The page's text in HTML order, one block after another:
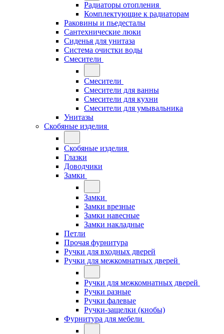
Радиаторы отопления
Комплектующие к радиаторам
Раковины и пьедесталы
Сантехнические люки
Сиденья для унитаза
Система очистки воды
Смесители
Смесители
Смесители для ванны
Смесители для кухни
Смесители для умывальника
Унитазы
Скобяные изделия
Скобяные изделия
Глазки
Доводчики
Замки
Замки
Замки врезные
Замки навесные
Замки накладные
Петли
Прочая фурнитура
Ручки для входных дверей
Ручки для межкомнатных дверей
Ручки для межкомнатных дверей
Ручки разные
Ручки фалевые
Ручки-защелки (кнобы)
Фурнитура для мебели